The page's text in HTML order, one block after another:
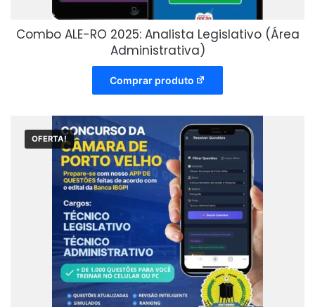
Combo ALE-RO 2025: Analista Legislativo (Área
Administrativa)
Comprar produto
OFERTA!